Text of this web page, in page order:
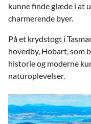
kunne finde glæde i at
charmerende byer.
På et krydstogt i
hovedby, Hobart, som
historie og moderne
naturoplevelser.